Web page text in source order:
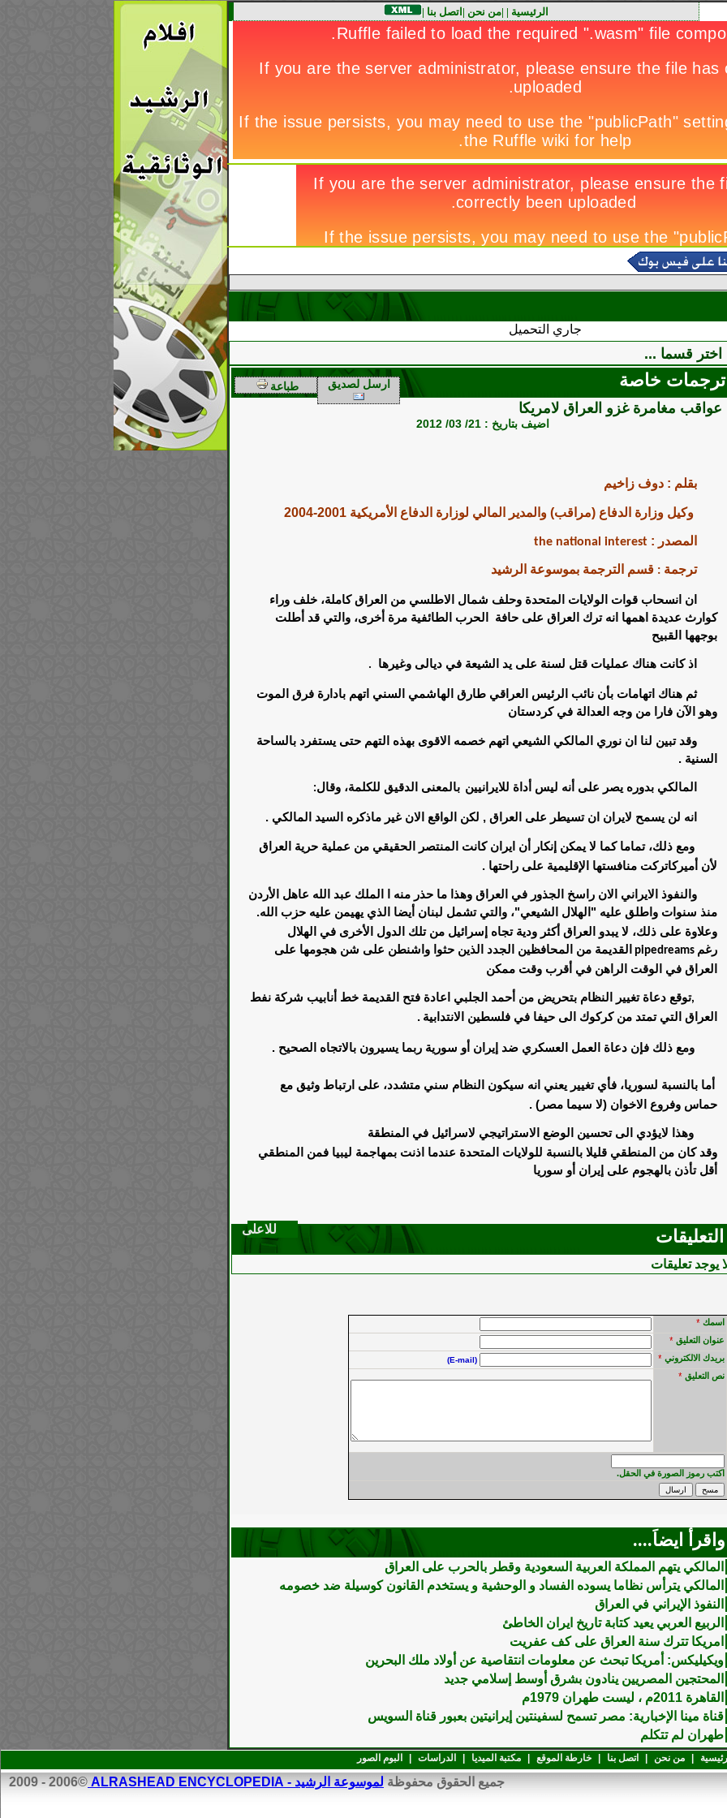
الرئيسية |
|من نحن | اتصل بنا |
جاري التحميل
اختر قسما ...
طباعة ارسل لصديق ترجمات خاصة
عواقب مغامرة غزو العراق لامريكا
اضيف بتاريخ : 21/ 03/ 2012
بقلم : دوف زاخيم
وكيل وزارة الدفاع (مراقب) والمدير المالي لوزارة الدفاع الأمريكية 2001-2004
المصدر : the national interest
ترجمة : قسم الترجمة بموسوعة الرشيد
ان انسحاب قوات الولايات المتحدة وحلف شمال الاطلسي من العراق كاملة، خلف وراء
كوارث عديدة اهمها انه ترك العراق على حافة الحرب الطائفية مرة أخرى، والتي قد أطلت
بوجهها القبيح
اذكانت هناك عمليات قتل لسنة على يد الشيعة في ديالى وغيرها .
ثم هناك اتهامات بأن نائب الرئيس العراقي طارق الهاشمي السني اتهم بادارة فرق الموت
وهو الآن فارا من وجه العدالة في كردستان
وقد تبين لنا ان نوري المالكي الشيعي اتهم خصمه الاقوى بهذه التهم حتى يستفرد بالساحة
السنية .
المالكي بدوره يصر على أنه ليس أداة للايرانيين بالمعنى الدقيق للكلمة، وقال:
انه لن يسمح لايران ان تسيطر على العراق , لكن الواقع الان غير ماذكره السيد المالكي .
ومع ذلك، تماما كما لا يمكن إنكار أن ايران كانت المنتصر الحقيقي من عملية حرية العراق
لأن أميركاتركت منافستها الإقليمية على راحتها .
والنفوذ الايراني الان راسخ الجذور في العراق وهذا ما حذر منه ا الملك عبد الله عاهل الأردن
منذ سنوات واطلق عليه "الهلال الشيعي"، والتي تشمل لبنان أيضا الذي يهيمن عليه حزب الله.
وعلاوة على ذلك، لا يبدو العراق أكثر ودية تجاه إسرائيل من تلك الدول الأخرى في الهلال
رغم pipedreams القديمة من المحافظين الجدد الذين حثوا واشنطن على شن هجومها على
العراق في الوقت الراهن في أقرب وقت ممكن
,توقع دعاة تغيير النظام بتحريض من أحمد الجلبي اعادة فتح القديمة خط أنابيب شركة نفط
العراق التي تمتد من كركوك الى حيفا في فلسطين الانتدابية .
ومع ذلك فإن دعاة العمل العسكري ضد إيران أو سورية ربما يسيرون بالاتجاه الصحيح .
أما بالنسبة لسوريا، فأي تغيير يعني انه سيكون النظام سني متشدد، على ارتباط وثيق مع
حماس وفروع الاخوان (لا سيما مصر) .
وهذا لايؤدي الى تحسين الوضع الاستراتيجي لاسرائيل في المنطقة
وقد كان من المنطقي قليلا بالنسبة للولايات المتحدة عندما اذنت بمهاجمة ليبيا فمن المنطقي
أقل تأذن بالهجوم على إيران أو سوريا
للاعلى التعليقات
يوجد تعليقات
اسمك *
عنوان التعليق *
بريدك الالكتروني *
(E-mail)
نص التعليق *
اكتب رموز الصورة في الحقل.
واقرأ ايضاَ....
المالكي يتهم المملكة العربية السعودية وقطر بالحرب على العراق
المالكي يترأس نظاما يسوده الفساد و الوحشية و يستخدم القانون كوسيلة ضد خصومه
النفوذ الإيراني في العراق
الربيع العربي يعيد كتابة تاريخ ايران الخاطئ
امريكا تترك سنة العراق على كف عفريت
ويكيليكس: أمريكا تبحث عن معلومات انتقاصية عن أولاد ملك البحرين
المحتجين المصريين ينادون بشرق أوسط إسلامي جديد
القاهرة 2011م ، ليست طهران 1979م
قناة مينا الإخبارية: مصر تسمح لسفينتين إيرانيتين بعبور قناة السويس
طهران لم تتكلم
من نحن اتصل بنا خارطة الموقع مكتبة الميديا الدراسات البوم الصور
جميع الحقوق محفوظةلموسوعة الرشيد - ALRASHEAD ENCYCLOPEDIA ©2006 - 2009